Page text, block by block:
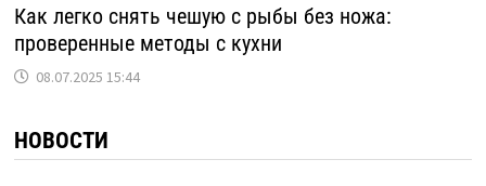
Как легко снять чешую с рыбы без ножа:
проверенные методы с кухни
08.07.2025 15:44
НОВОСТИ